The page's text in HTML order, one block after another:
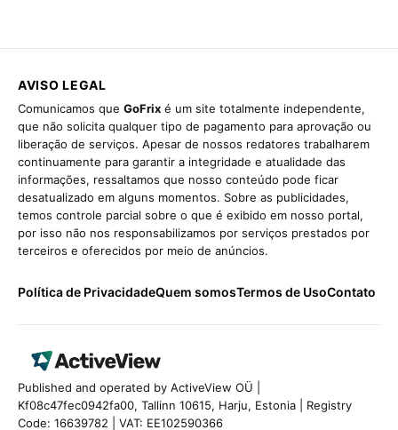
AVISO LEGAL
Comunicamos que GoFrix é um site totalmente independente,
que não solicita qualquer tipo de pagamento para aprovação ou
liberação de serviços. Apesar de nossos redatores trabalharem
continuamente para garantir a integridade e atualidade das
informações, ressaltamos que nosso conteúdo pode ficar
desatualizado em alguns momentos. Sobre as publicidades,
temos controle parcial sobre o que é exibido em nosso portal,
por isso não nos responsabilizamos por serviços prestados por
terceiros e oferecidos por meio de anúncios.
Política de PrivacidadeQuem somosTermos de UsoContato
Published and operated by ActiveView OÜ |
Kf08c47fec0942fa00, Tallinn 10615, Harju, Estonia | Registry
Code: 16639782 | VAT: EE102590366